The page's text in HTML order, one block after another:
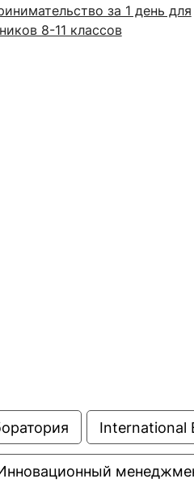
за 1 день для
8-11 классов
International